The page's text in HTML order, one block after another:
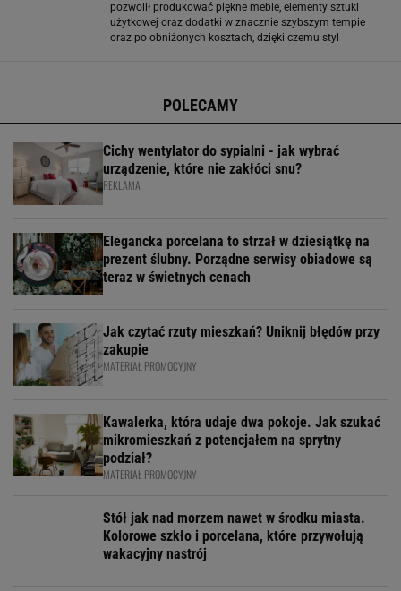
pozwolił produkować piękne meble, elementy sztuki
użytkowej oraz dodatki w znacznie szybszym tempie
oraz po obniżonych kosztach, dzięki czemu styl
POLECAMY
Cichy wentylator do sypialni - jak wybrać
urządzenie, które nie zakłóci snu?
REKLAMA
Elegancka porcelana to strzał w dziesiątkę na
prezent ślubny. Porządne serwisy obiadowe są
teraz w świetnych cenach
Jak czytać rzuty mieszkań? Uniknij błędów przy
zakupie
MATERIAŁ PROMOCYJNY
Kawalerka, która udaje dwa pokoje. Jak szukać
mikromieszkań z potencjałem na sprytny
podział?
MATERIAŁ PROMOCYJNY
Stół jak nad morzem nawet w środku miasta.
Kolorowe szkło i porcelana, które przywołują
wakacyjny nastrój